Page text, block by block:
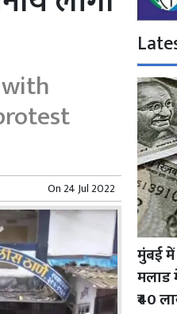
On24 Jul 2022
मुंबई
मलाड
₹40